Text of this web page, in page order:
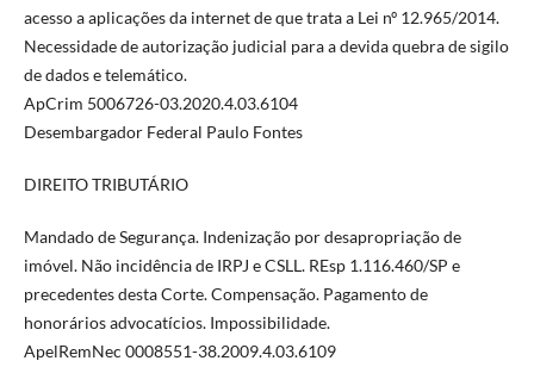
acesso a aplicações da internet de que trata a Lei nº 12.965/2014.
Necessidade de autorização judicial para a devida quebra de sigilo
de dados e telemático.
ApCrim 5006726-03.2020.4.03.6104
Desembargador Federal Paulo Fontes
DIREITO TRIBUTÁRIO
Mandado de Segurança. Indenização por desapropriação de
imóvel. Não incidência de IRPJ e CSLL. REsp 1.116.460/SP e
precedentes desta Corte. Compensação. Pagamento de
honorários advocatícios. Impossibilidade.
ApelRemNec 0008551-38.2009.4.03.6109